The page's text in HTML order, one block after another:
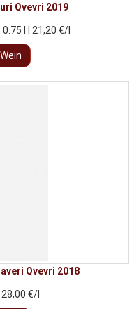
Qvevri 2019
0.75 l | 21,20 €/l
Qvevri 2018
€/l